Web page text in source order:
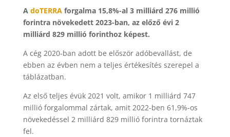
A doTERRAforgalma 15,8%-al 3 milliárd 276 millió
forintra növekedett 2023-ban, az előző évi 2
milliárd 829 millió forinthoz képest.
A cég 2020-ban adott be először adóbevallást, de
ebben az évben nem a teljes értékesítés szerepel a
táblázatban.
Az első teljes évük 2021 volt, amikor 1 milliárd 747
millió forgalommal zártak, amit 2022-ben 61,9%-os
növekedéssel 2 milliárd 829 millió forintra tornáztak
fel.